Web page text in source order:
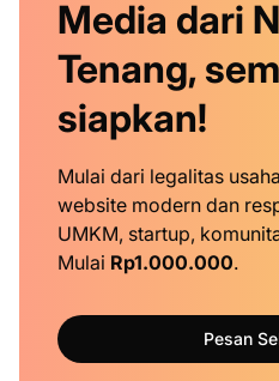
Media dari
Tenang,
siapkan!
Mulai dari legalitas
website modern dan
UMKM, startup,
Mulai Rp1.000.000.
Pesan